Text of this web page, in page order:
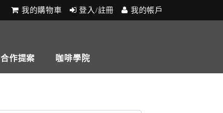
我的購物車 登入/註冊 我的帳戶
合作提案 咖啡學院